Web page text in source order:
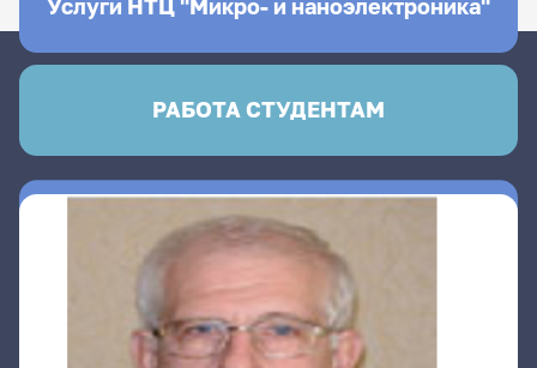
Услуги НТЦ "Микро- и наноэлектроника"
РАБОТА СТУДЕНТАМ